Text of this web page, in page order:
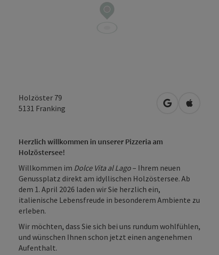
Holzöster 79
5131 Franking in Google
in
Herzlich willkommen in unserer Pizzeria am
Holzöstersee!
Willkommen im Dolce Vita al Lago– Ihrem neuen
Genussplatz direkt am idyllischen Holzöstersee. Ab
dem 1. April 2026 laden wir Sie herzlich ein,
italienische Lebensfreude in besonderem Ambiente zu
erleben.
Wir möchten, dass Sie sich bei uns rundum wohlfühlen,
und wünschen Ihnen schon jetzt einen angenehmen
Aufenthalt.